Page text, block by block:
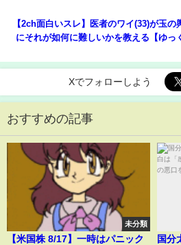
【2ch面白いスレ】医者のワイ(33)が玉の
にそれが如何に難しいかを教える【ゆっ
Xでフォローしよう
おすすめの記事
未分類
【米国株 8/17】一時はパニック
国分